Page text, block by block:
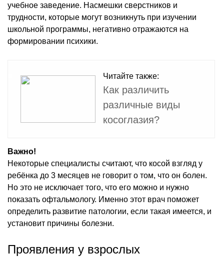
учебное заведение. Насмешки сверстников и
трудности, которые могут возникнуть при изучении
школьной программы, негативно отражаются на
формировании психики.
Читайте также:
Как различить
различные виды
косоглазия?
Важно!
Некоторые специалисты считают, что косой взгляд у
ребёнка до 3 месяцев не говорит о том, что он болен.
Но это не исключает того, что его можно и нужно
показать офтальмологу. Именно этот врач поможет
определить развитие патологии, если такая имеется, и
установит причины болезни.
Проявления у взрослых